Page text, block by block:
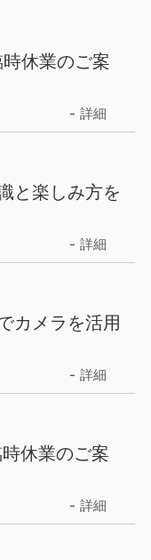
休業のご案
詳細
と楽しみ方を
詳細
カメラを活用
詳細
休業のご案
詳細